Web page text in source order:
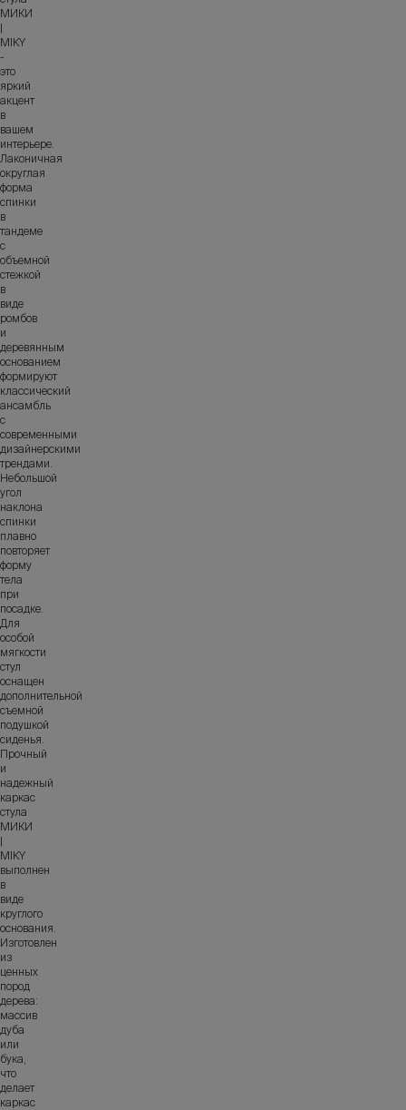
МИКИ
MIKY
-
это
яркий
акцент
в
вашем
интерьере.
Лаконичная
округлая
форма
спинки
в
тандеме
с
объемной
стежкой
в
виде
ромбов
и
деревянным
основанием
формируют
классический
ансамбль
с
современными
дизайнерскими
трендами.
Небольшой
угол
наклона
спинки
плавно
повторяет
форму
тела
при
посадке.
Для
особой
мягкости
стул
оснащен
дополнительной
съемной
подушкой
сиденья.
Прочный
и
надежный
каркас
стула
МИКИ
MIKY
выполнен
в
виде
круглого
основания.
Изготовлен
из
ценных
пород
дерева:
массив
дуба
или
бука,
что
делает
каркас